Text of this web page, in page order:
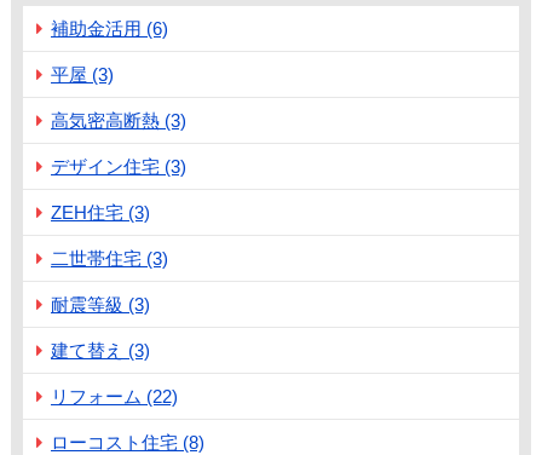
補助金活用 (6)
平屋 (3)
高気密高断熱 (3)
デザイン住宅 (3)
ZEH住宅 (3)
二世帯住宅 (3)
耐震等級 (3)
建て替え (3)
リフォーム (22)
ローコスト住宅 (8)